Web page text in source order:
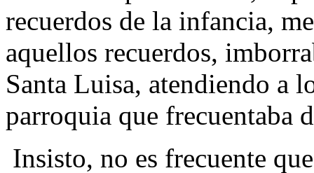
recuerdos de la infancia,
aquellos recuerdos,
Santa Luisa, atendiendo a
parroquia que frecuentaba
Insisto, no es frecuente